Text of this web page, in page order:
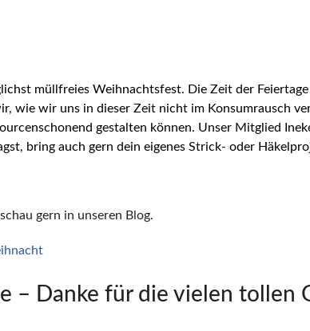
müllfreies Weihnachtsfest. Die Zeit der
wie wir uns in dieser Zeit nicht im Konsumrausch
gestalten können. Unser Mitglied
bring auch gern dein eigenes Strick- oder
gern in unseren Blog.
– Danke für die vielen tollen